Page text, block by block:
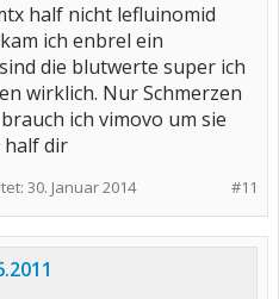
half nicht lefluinomid
ich enbrel ein
die blutwerte super ich
wirklich. Nur Schmerzen
ich vimovo um sie
half dir
#11
30. Januar 2014